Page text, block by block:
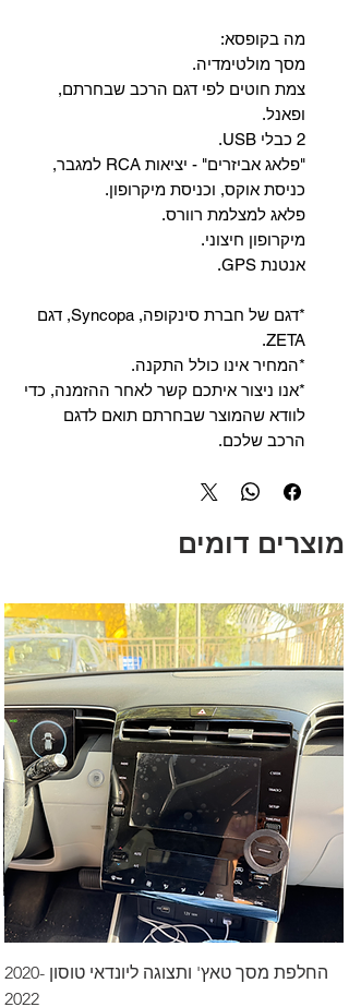
מה בקופסא:
מסך מולטימדיה.
צמת חוטים לפי דגם הרכב שבחרתם,
ופאנל.
2 כבלי USB.
"פלאג אביזרים" - יציאות RCA למגבר,
כניסת אוקס, וכניסת מיקרופון.
פלאג למצלמת רוורס.
מיקרופון חיצוני.
אנטנת GPS.
*דגם של חברת סינקופה, Syncopa, דגם
ZETA.
*המחיר אינו כולל התקנה.
*אנו ניצור איתכם קשר לאחר ההזמנה, כדי
לוודא שהמוצר שבחרתם תואם לדגם
הרכב שלכם.
מוצרים דומים
החלפת מסך טאץ' ותצוגה ליונדאי טוסון 2020-
2022